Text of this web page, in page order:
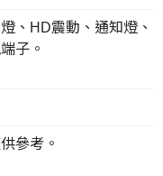
、HD震動、通知燈、
子。
參考。